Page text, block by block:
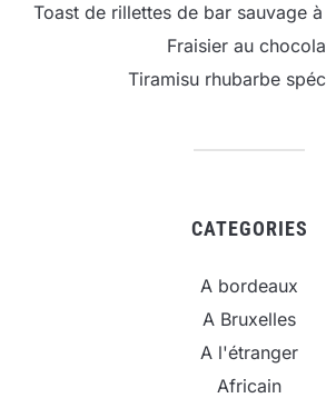
Toast de rillettes de bar sauvage
Fraisier au
Tiramisu rhubarbe
CATEGORIES
A bordeaux
A Bruxelles
A l'étranger
Africain